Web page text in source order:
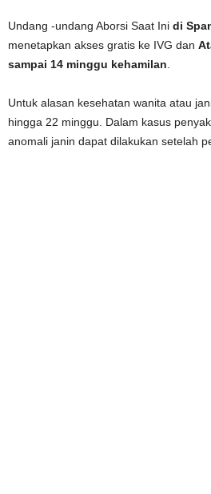
Undang -undang Aborsi Saat Ini di
menetapkan akses gratis ke IVG dan
sampai 14 minggu kehamilan
Untuk alasan kesehatan wanita atau
hingga 22 minggu. Dalam kasus
anomali janin dapat dilakukan setelah